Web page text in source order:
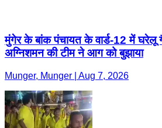
मुंगेर के बांक पंचायत के वार्ड-12 में
अग्निशमन की टीम ने आग को बुझाया
Munger, Munger | Aug 7, 2026